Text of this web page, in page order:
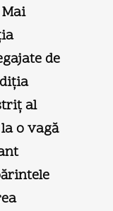
de
al
o vagă